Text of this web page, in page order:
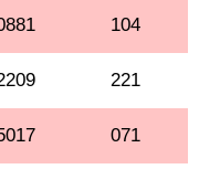
104
221
071